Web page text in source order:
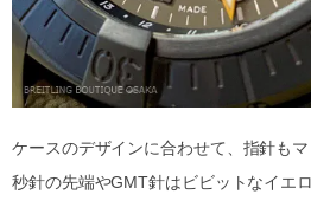
ケースのデザインに合わせて、指針もマ
秒針の先端やGMT針はビビットなイエ